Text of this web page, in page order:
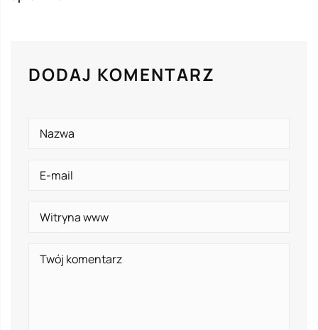
DODAJ KOMENTARZ